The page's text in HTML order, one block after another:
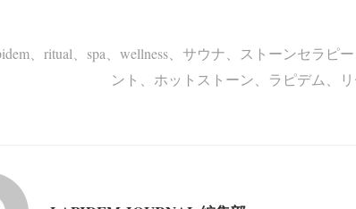
、 ritual、 spa、 wellness、 サウナ、 ストーンセラピー
ント
ホットストーン ラピデム